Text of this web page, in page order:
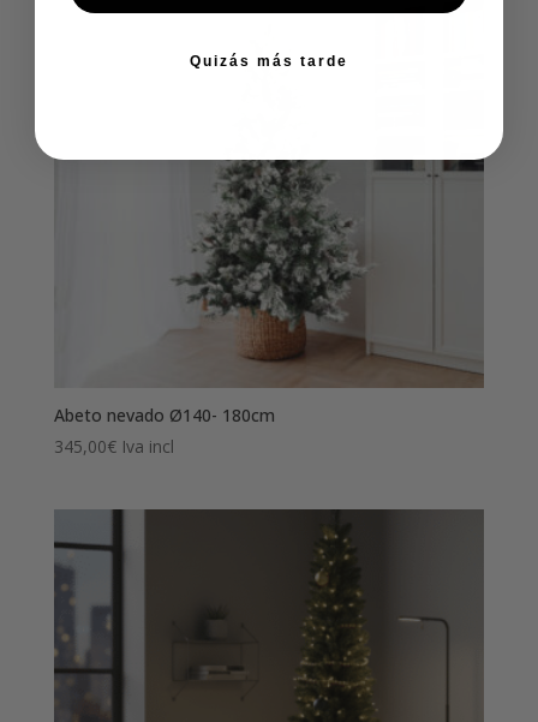
Abeto nevado Ø140- 180cm
345,00€ Iva incl
Quizás más tarde